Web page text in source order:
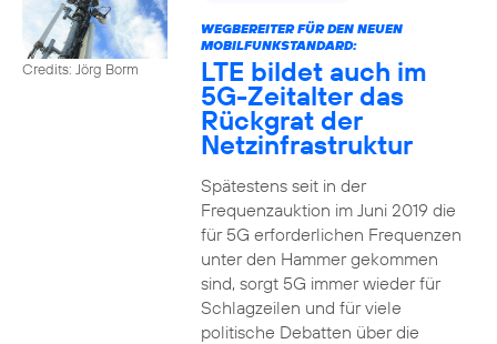
Credits: Jörg Borm
WEGBEREITER FÜR DEN NEUEN
MOBILFUNKSTANDARD:
LTE bildet auch im
5G-Zeitalter das
Rückgrat der
Netzinfrastruktur
Spätestens seit in der
Frequenzauktion im Juni 2019 die
für 5G erforderlichen Frequenzen
unter den Hammer gekommen
sind, sorgt 5G immer wieder für
Schlagzeilen und für viele
politische Debatten über die